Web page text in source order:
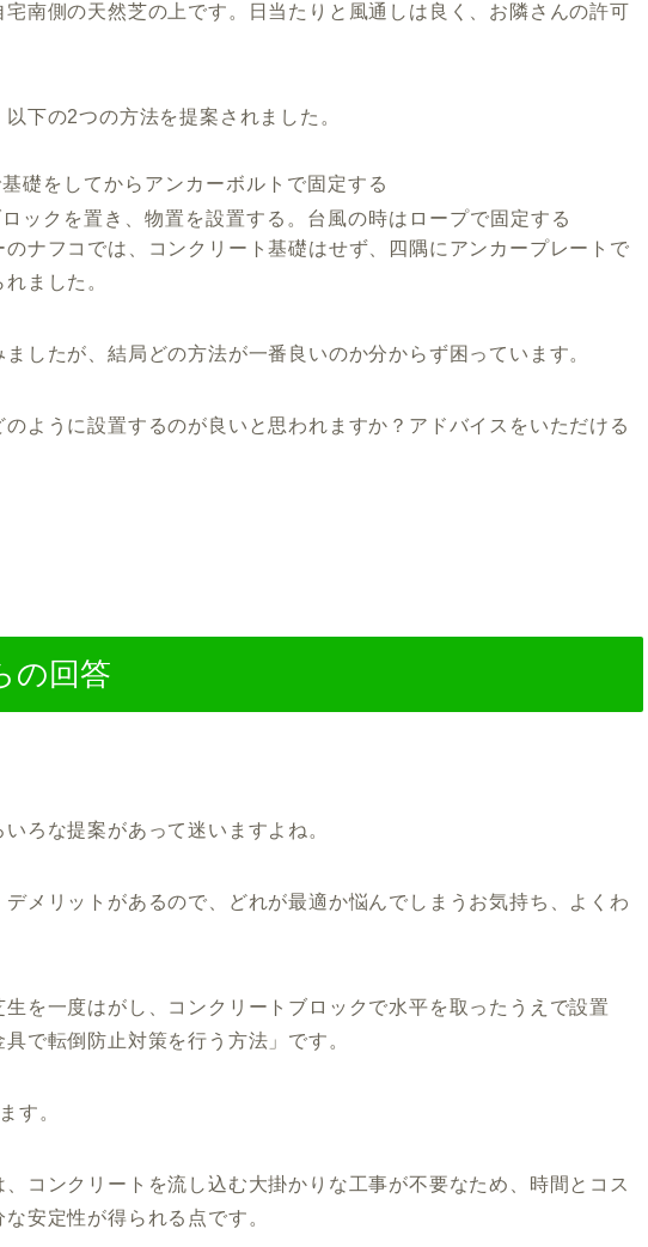
南側の天然芝の上です。日当たりと風通しは良く、お隣さんの許可
下の2つの方法を提案されました。
礎をしてからアンカーボルトで固定する
ックを置き、物置を設置する。台風の時はロープで固定する
のナフコでは、コンクリート基礎はせず、四隅にアンカープレートで
ました。
したが、結局どの方法が一番良いのか分からず困っています。
ように設置するのが良いと思われますか？アドバイスをいただける
の回答
ろな提案があって迷いますよね。
メリットがあるので、どれが最適か悩んでしまうお気持ち、よくわ
を一度はがし、コンクリートブロックで水平を取ったうえで設置
で転倒防止対策を行う方法」です。
す。
、コンクリートを流し込む大掛かりな工事が不要なため、時間とコス
安定性が得られる点です。